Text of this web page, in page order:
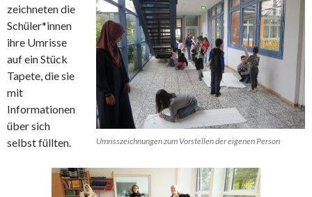
Umrisszeichnungen zum Vorstellen der eigenen Person
zeichneten die
Schüler*innen
ihre Umrisse
auf ein Stück
Tapete, die sie
mit
Informationen
über sich
selbst füllten.